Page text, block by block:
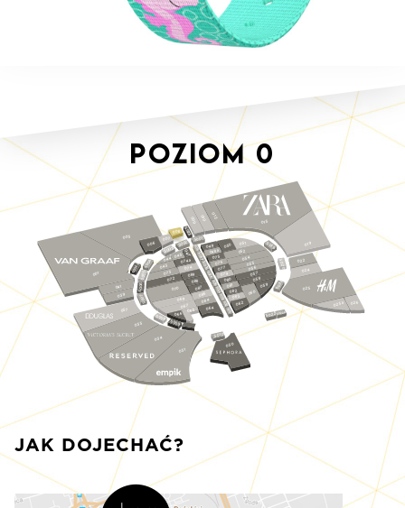
Poziom0
051
050
052
054
055
056
057
058
059
060
049
048a
075
076
077
079
080
081
082
083
062
S018
S017
S016
S024
S015
S014
S013
047
045
S012
074a
S011
074
089
088
087
086
084
044
043
073
072
070
069
067
064
065
066
S0
0
5
S0
0
6
S0
0
7
S008 S009
S022a
S022
S021
S020 022
024
015
012
010
009
S001
003
008 S023
025
007
S003 S019 019
026
025a
006 S002
001
041
039
037
035
034
S010
030
031
S004
S00
4a
JAK DOJECHAĆ?